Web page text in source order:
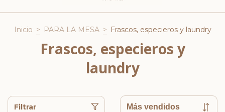
Inicio > PARA LA MESA > Frascos, especieros y laundry
Frascos, especieros y
laundry
Filtrar